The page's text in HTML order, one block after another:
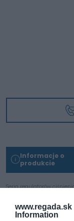
www.regada.sk
Information
Informacje o
produkcie
Seria regulatorów
aluminium, natomiast
zapewniającego wysoką
TU-5 dostępne są wersje